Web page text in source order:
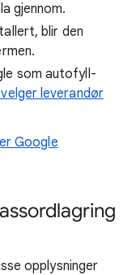
gjennom.
blir den
som autofyll-
leverandør
Google
opplysninger